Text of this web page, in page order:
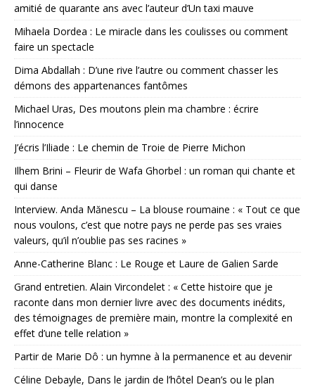
amitié de quarante ans avec l’auteur d’Un taxi mauve
Mihaela Dordea : Le miracle dans les coulisses ou comment
faire un spectacle
Dima Abdallah : D’une rive l’autre ou comment chasser les
démons des appartenances fantômes
Michael Uras, Des moutons plein ma chambre : écrire
l’innocence
J’écris l’Iliade : Le chemin de Troie de Pierre Michon
Ilhem Brini – Fleurir de Wafa Ghorbel : un roman qui chante et
qui danse
Interview. Anda Mănescu – La blouse roumaine : « Tout ce que
nous voulons, c’est que notre pays ne perde pas ses vraies
valeurs, qu’il n’oublie pas ses racines »
Anne-Catherine Blanc : Le Rouge et Laure de Galien Sarde
Grand entretien. Alain Vircondelet : « Cette histoire que je
raconte dans mon dernier livre avec des documents inédits,
des témoignages de première main, montre la complexité en
effet d’une telle relation »
Partir de Marie Dô : un hymne à la permanence et au devenir
Céline Debayle, Dans le jardin de l’hôtel Dean’s ou le plan